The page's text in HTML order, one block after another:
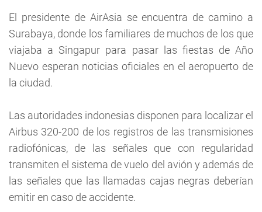
El presidente de AirAsia se encuentra de camino a
Surabaya, donde los familiares de muchos de los que
viajaba a Singapur para pasar las fiestas de Año
Nuevo esperan noticias oficiales en el aeropuerto de
la ciudad.
Las autoridades indonesias disponen para localizar el
Airbus 320-200 de los registros de las transmisiones
radiofónicas, de las señales que con regularidad
transmiten el sistema de vuelo del avión y además de
las señales que las llamadas cajas negras deberían
emitir en caso de accidente.